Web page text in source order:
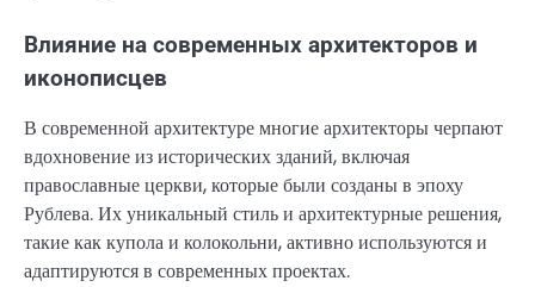
Влияние на современных архитекторов и
иконописцев
В современной архитектуре многие архитекторы черпают
вдохновение из исторических зданий, включая
православные церкви, которые были созданы в эпоху
Рублева. Их уникальный стиль и архитектурные решения,
такие как купола и колокольни, активно используются и
адаптируются в современных проектах.